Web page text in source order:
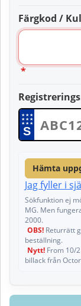
Färgkod /
*
★ ★ ★
★ ★ ★
★ ★ ★
S
Hämta
Jag fyller i
Sökfunktion ej
MG. Men
2000.
OBS! Returrätt
beställning.
Nytt! From 10/
billack från